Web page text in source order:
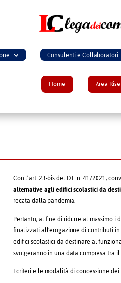
Consulenti e Collaboratori
Home Area
Con l’art. 23-bis del D.L. n. 41/2021,
alternative agli edifici scolastici da
recata dalla pandemia.
Pertanto, al fine di ridurre al massimo
finalizzati all'erogazione di contributi
edifici scolastici da destinare al
svolgeranno in una data compresa tra
I criteri e le modalità di concessione